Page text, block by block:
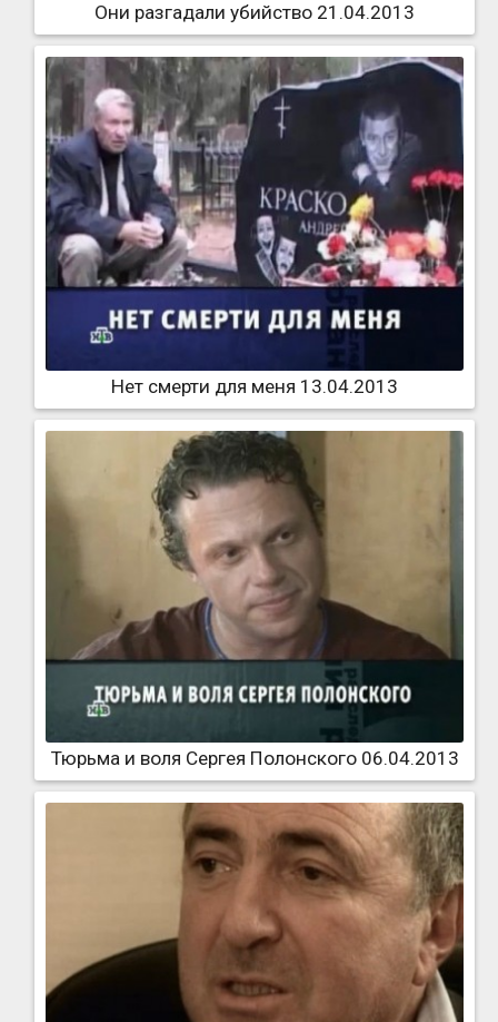
Они разгадали убийство 21.04.2013
Нет смерти для меня 13.04.2013
Тюрьма и воля Сергея Полонского 06.04.2013